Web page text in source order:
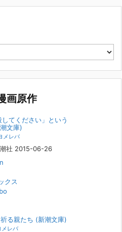
ビューを受けました。「漫
うく…
受けました。「漫画といえば集英
子供を殺してくださいという親た
漫画としても私個人としても大変な
親たち』では、先月まで、10代の対
奴隷化する親たち」をお送りして
ックバンチWebで読むことができま
演情報
岡放送『目撃者f』で、（株）トキワ
モテ“説得屋”の生き様～」続きを
画原作
してください」という
文庫)
メレバ
社 2015-06-26
クス
る親たち (新潮文庫)
メレバ